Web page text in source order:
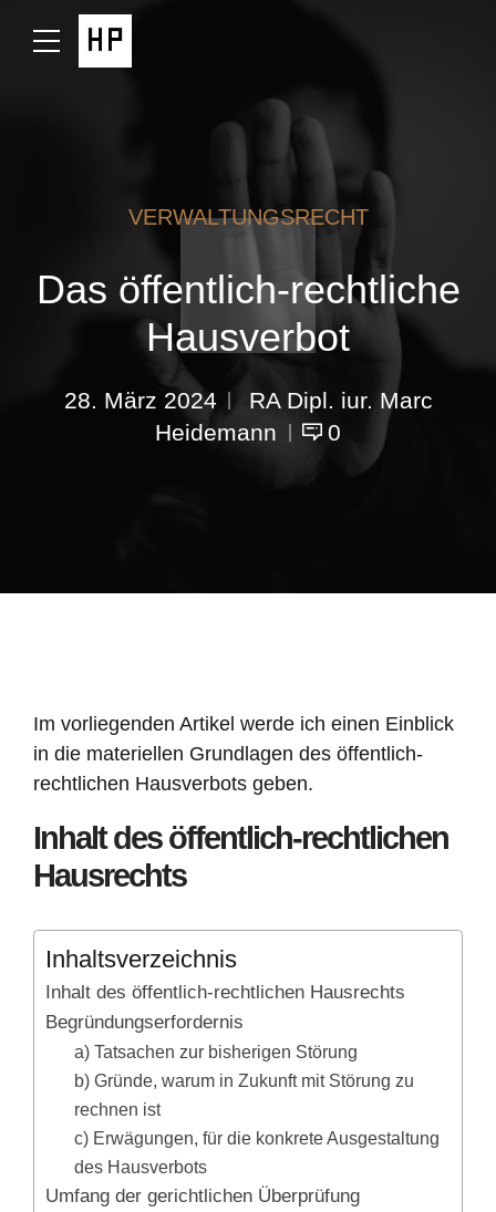
VERWALTUNGSRECHT
Das öffentlich-rechtliche
Hausverbot
28. März 2024
RA Dipl. iur. Marc
Heidemann
0
Im vorliegenden Artikel werde ich einen Einblick
in die materiellen Grundlagen des öffentlich-
rechtlichen Hausverbots geben.
Inhalt des öffentlich-rechtlichen
Hausrechts
Inhaltsverzeichnis
Inhalt des öffentlich-rechtlichen Hausrechts
Begründungserfordernis
a) Tatsachen zur bisherigen Störung
b) Gründe, warum in Zukunft mit Störung zu
rechnen ist
c) Erwägungen, für die konkrete Ausgestaltung
des Hausverbots
Umfang der gerichtlichen Überprüfung